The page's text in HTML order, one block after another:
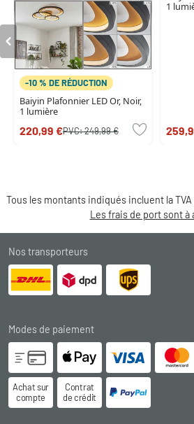
-10 % DE RÉDUCTION
Baiyin Plafonnier LED Or, Noir,
1 lumière
220,99 €PVC:249,99 €
1
Tous les montants indiqués incluent la
Les frais de port sont à
Nos transporteurs
Modes de paiement
Achat sur
compte
Contrat
de crédit